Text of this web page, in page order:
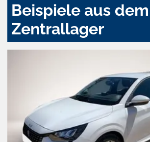
Beispiele aus dem
Zentrallager